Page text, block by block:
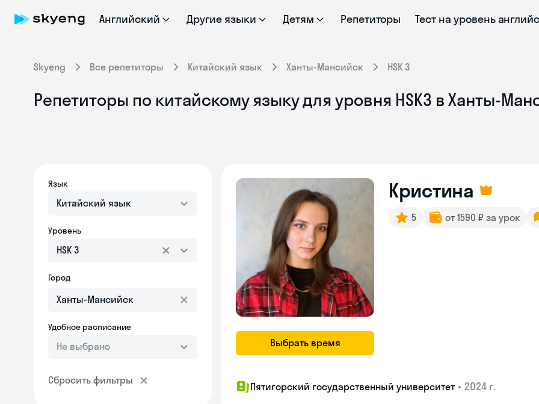
Английский Другие языки Детям Репетиторы Тест на уровень
Skyeng Все репетиторы Китайский язык Ханты-Мансийск HSK 3
Репетиторы по китайскому языку для уровня HSK3 в Ханты-
Язык
Китайский язык
Уровень
HSK 3
Город
Удобное расписание
Не выбрано
Сбросить фильтры
Выбрать время
Кристина
5 от 1590 ₽ за урок
Пятигорский государственный университет • 2024 г.